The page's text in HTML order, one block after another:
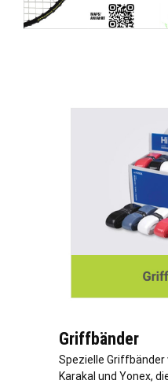
Griffbänder
Spezielle Griffbänder
Karakal und Yonex,